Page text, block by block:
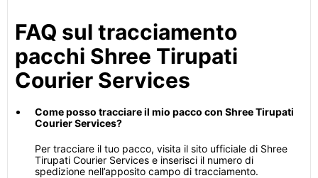
FAQ sul tracciamento
pacchi Shree Tirupati
Courier Services
Come posso tracciare il mio pacco con Shree Tirupati
Courier Services?
Per tracciare il tuo pacco, visita il sito ufficiale di Shree
Tirupati Courier Services e inserisci il numero di
spedizione nell’apposito campo di tracciamento.